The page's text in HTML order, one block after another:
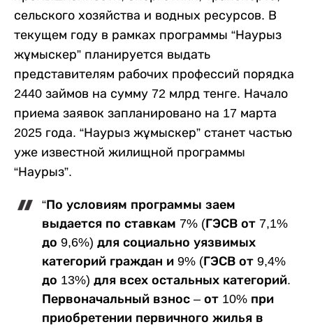
сельского хозяйства и водных ресурсов. В
текущем году в рамках программы “Наурыз
жұмыскер” планируется выдать
представителям рабочих профессий порядка
2440 займов на сумму 72 млрд тенге. Начало
приема заявок запланировано на 17 марта
2025 года. “Наурыз жұмыскер” станет частью
уже известной жилищной программы
“Наурыз”.
“По условиям программы заем
выдается по ставкам 7% (ГЭСВ от 7,1%
до 9,6%) для социально уязвимых
категорий граждан и 9% (ГЭСВ от 9,4%
до 13%) для всех остальных категорий.
Первоначальный взнос – от 10% при
приобретении первичного жилья в